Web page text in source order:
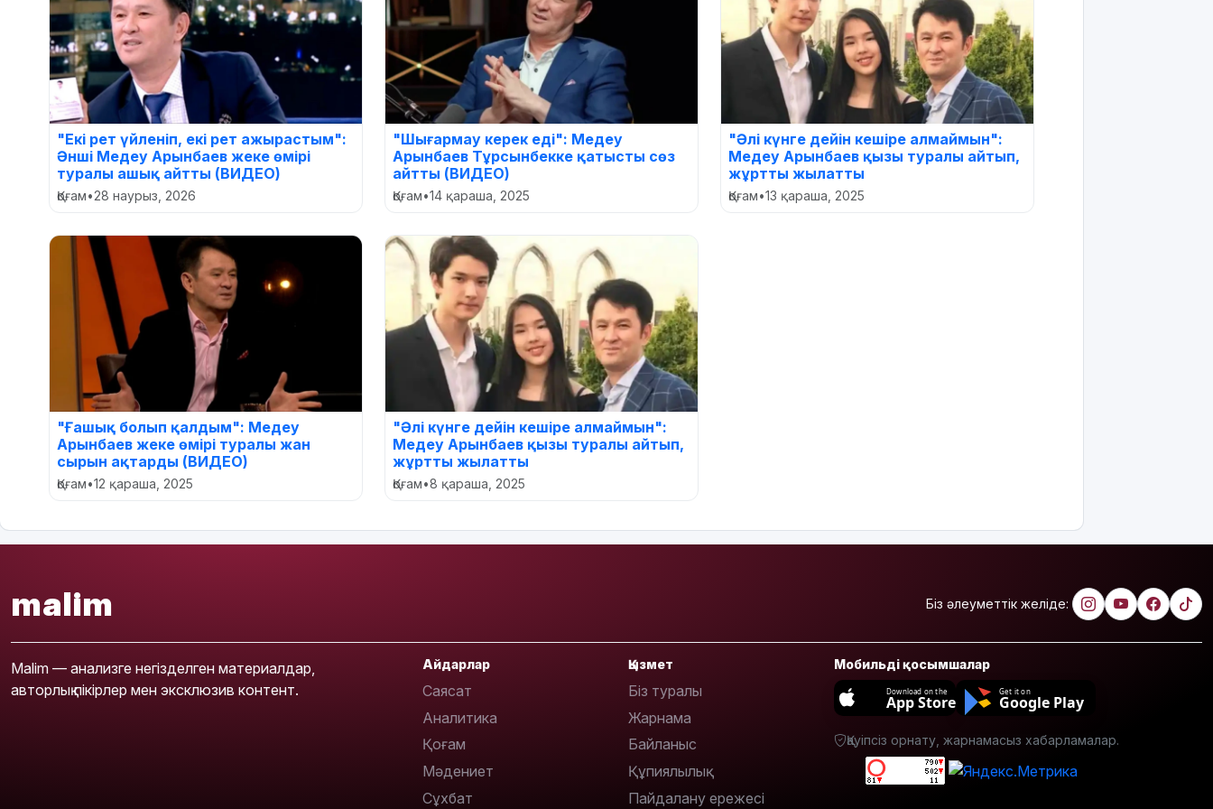
"Екі рет үйленіп, екі рет ажырастым":
Әнші Медеу Арынбаев жеке өмірі
туралы ашық айтты (ВИДЕО)
Қоғам•28 наурыз, 2026
"Шығармау керек еді": Медеу
Арынбаев Тұрсынбекке қатысты сөз
айтты (ВИДЕО)
Қоғам•14 қараша, 2025
"Әлі күнге дейін кешіре алмаймын":
Медеу Арынбаев қызы туралы айтып,
жұртты жылатты
Қоғам•13 қараша, 2025
"Ғашық болып қалдым": Медеу
Арынбаев жеке өмірі туралы жан
сырын ақтарды (ВИДЕО)
Қоғам•12 қараша, 2025
"Әлі күнге дейін кешіре алмаймын":
Медеу Арынбаев қызы туралы айтып,
жұртты жылатты
Қоғам•8 қараша, 2025
malim Біз әлеуметтік желіде:
Malim — анализге негізделген материалдар,
авторлық пікірлер мен эксклюзив контент.
Айдарлар
Саясат
Аналитика
Қоғам
Мәдениет
Сұхбат
Қызмет
Біз туралы
Жарнама
Байланыс
Құпиялылық
Пайдалану ережесі
Мобильді қосымшалар
Download on the
App Store
Get it on
Google Play
Қауіпсіз орнату, жарнамасыз хабарламалар.